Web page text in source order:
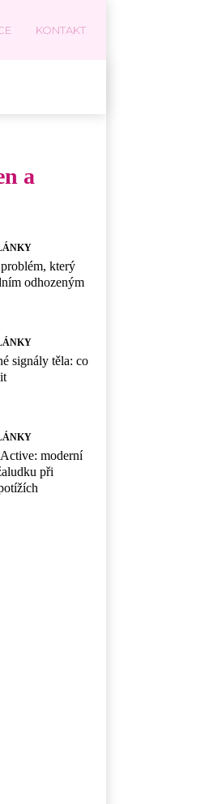
KONTAKT
a
který
odhozeným
signály těla: co
moderní
při